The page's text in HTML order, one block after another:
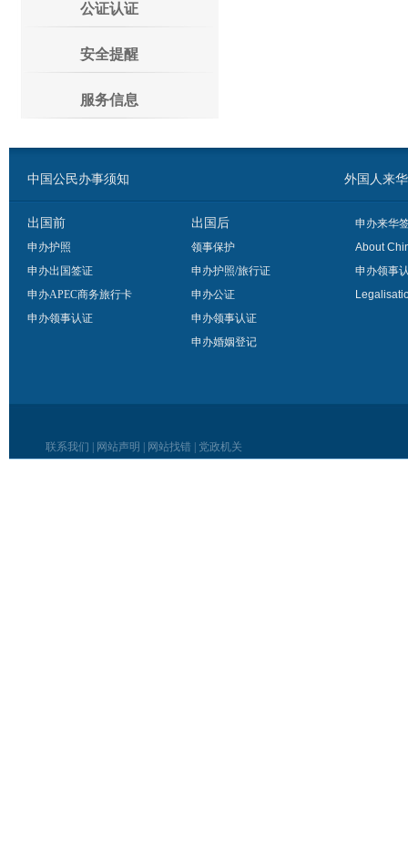
公证认证
安全提醒
服务信息
中国公民办事须知 外国人来
出国前
申办护照
申办出国签证
申办APEC商务旅行卡
申办领事认证
出国后
领事保护
申办护照/旅行证
申办公证
申办领事认证
申办婚姻登记
申办来华
About
申办领事
联系我们 网站声明 网站找错 党政机关